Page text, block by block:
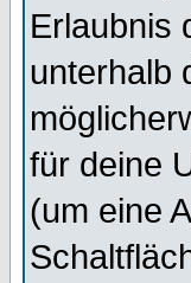
Erlaubnis
unterhalb
für deine
(um eine